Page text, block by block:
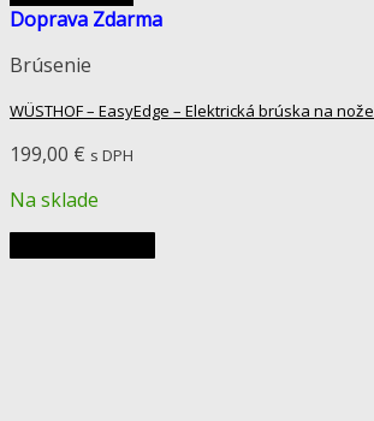
Doprava Zdarma
Brúsenie
WÜSTHOF – EasyEdge – Elektrická brúska na nože
199,00 € s DPH
Na sklade